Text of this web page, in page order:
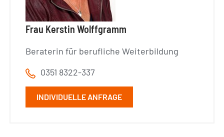
Frau Kerstin Wolffgramm
Beraterin für berufliche Weiterbildung
0351 8322-337
INDIVIDUELLE ANFRAGE